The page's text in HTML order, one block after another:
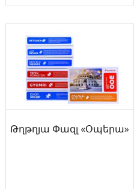
Թղթղյա Փազլ «Օպերա»